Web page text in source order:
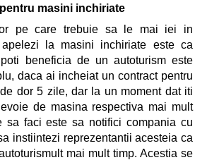
masini inchiriate
pe care trebuie sa le mai iei in
la masini inchiriate este ca
beneficia de un autoturism este
daca ai incheiat un contract pentru
dor 5 zile, dar la un moment dat iti
de masina respectiva mai mult
sa faci este sa notifici compania cu
instiintezi reprezentantii acesteia ca
mai mult timp. Acestia se